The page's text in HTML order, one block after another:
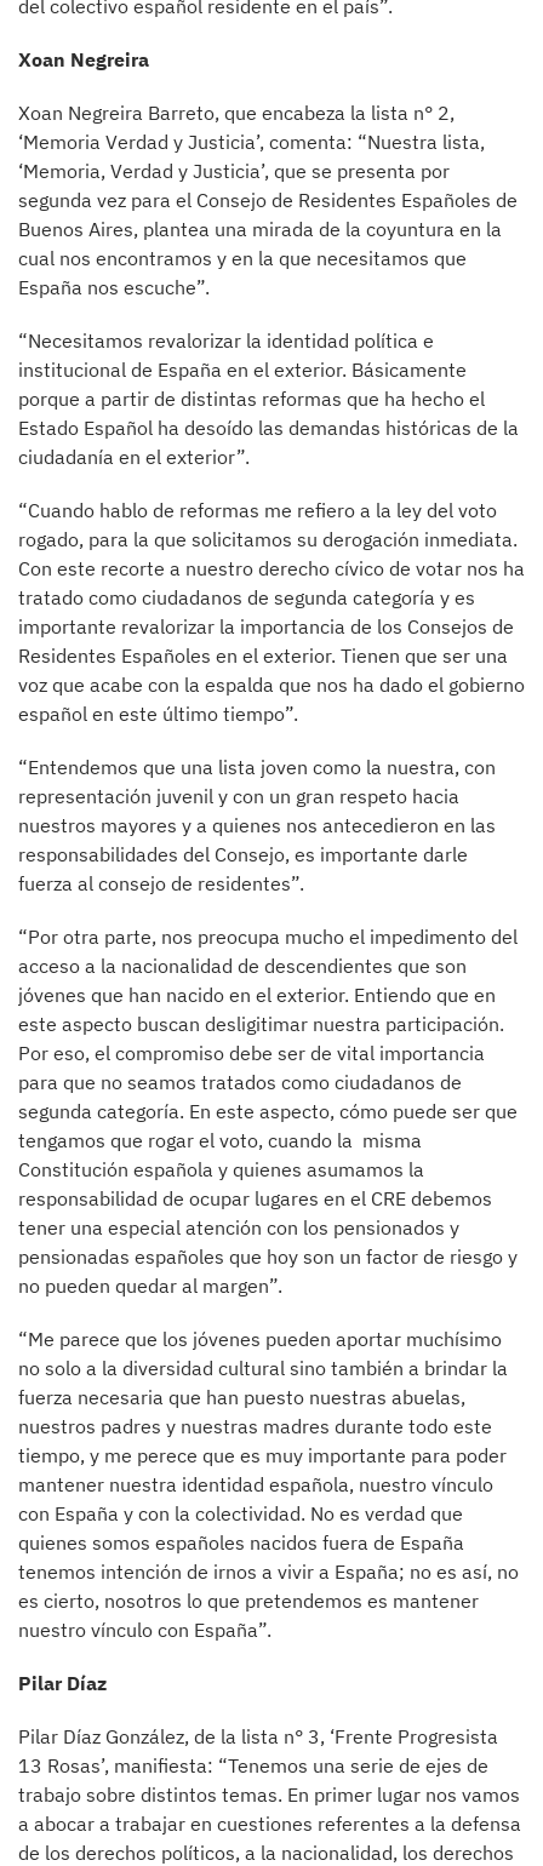
del colectivo español residente en el país”.
Xoan Negreira
Xoan Negreira Barreto, que encabeza la lista n° 2,
‘Memoria Verdad y Justicia’, comenta: “Nuestra lista,
‘Memoria, Verdad y Justicia’, que se presenta por
segunda vez para el Consejo de Residentes Españoles de
Buenos Aires, plantea una mirada de la coyuntura en la
cual nos encontramos y en la que necesitamos que
España nos escuche”.
“Necesitamos revalorizar la identidad política e
institucional de España en el exterior. Básicamente
porque a partir de distintas reformas que ha hecho el
Estado Español ha desoído las demandas históricas de la
ciudadanía en el exterior”.
“Cuando hablo de reformas me refiero a la ley del voto
rogado, para la que solicitamos su derogación inmediata.
Con este recorte a nuestro derecho cívico de votar nos ha
tratado como ciudadanos de segunda categoría y es
importante revalorizar la importancia de los Consejos de
Residentes Españoles en el exterior. Tienen que ser una
voz que acabe con la espalda que nos ha dado el gobierno
español en este último tiempo”.
“Entendemos que una lista joven como la nuestra, con
representación juvenil y con un gran respeto hacia
nuestros mayores y a quienes nos antecedieron en las
responsabilidades del Consejo, es importante darle
fuerza al consejo de residentes”.
“Por otra parte, nos preocupa mucho el impedimento del
acceso a la nacionalidad de descendientes que son
jóvenes que han nacido en el exterior. Entiendo que en
este aspecto buscan desligitimar nuestra participación.
Por eso, el compromiso debe ser de vital importancia
para que no seamos tratados como ciudadanos de
segunda categoría. En este aspecto, cómo puede ser que
tengamos que rogar el voto, cuando la misma
Constitución española y quienes asumamos la
responsabilidad de ocupar lugares en el CRE debemos
tener una especial atención con los pensionados y
pensionadas españoles que hoy son un factor de riesgo y
no pueden quedar al margen”.
“Me parece que los jóvenes pueden aportar muchísimo
no solo a la diversidad cultural sino también a brindar la
fuerza necesaria que han puesto nuestras abuelas,
nuestros padres y nuestras madres durante todo este
tiempo, y me perece que es muy importante para poder
mantener nuestra identidad española, nuestro vínculo
con España y con la colectividad. No es verdad que
quienes somos españoles nacidos fuera de España
tenemos intención de irnos a vivir a España; no es así, no
es cierto, nosotros lo que pretendemos es mantener
nuestro vínculo con España”.
Pilar Díaz
Pilar Díaz González, de la lista n° 3, ‘Frente Progresista
13 Rosas’, manifiesta: “Tenemos una serie de ejes de
trabajo sobre distintos temas. En primer lugar nos vamos
a abocar a trabajar en cuestiones referentes a la defensa
de los derechos políticos, a la nacionalidad, los derechos